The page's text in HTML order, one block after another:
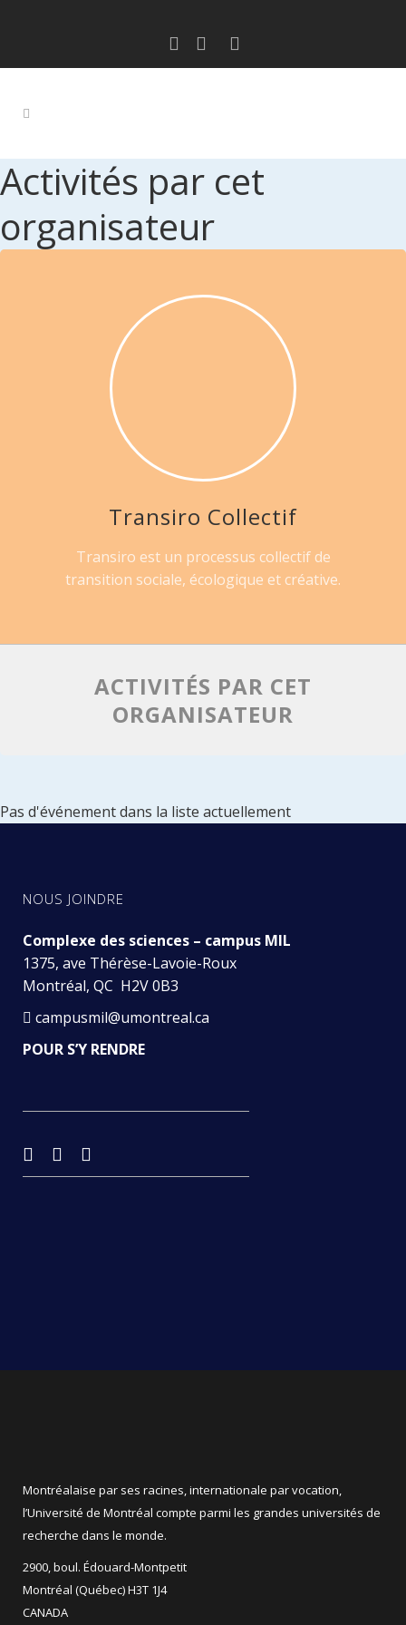
Activités par cet
organisateur
Transiro Collectif
Transiro est un processus collectif de
transition sociale, écologique et créative.
ACTIVITÉS PAR CET
ORGANISATEUR
Pas d'événement dans la liste actuellement
NOUS JOINDRE
Complexe des sciences – campus MIL
1375, ave Thérèse-Lavoie-Roux
Montréal, QC H2V 0B3
campusmil@umontreal.ca
POUR S’Y RENDRE
Montréalaise par ses racines, internationale par vocation,
l’Université de Montréal compte parmi les grandes universités de
recherche dans le monde.
2900, boul. Édouard-Montpetit
Montréal (Québec) H3T 1J4
CANADA